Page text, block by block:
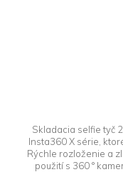
Skladacia selfie tyč
Insta360 X série,
Rýchle rozloženie a
použití s ​​360 °